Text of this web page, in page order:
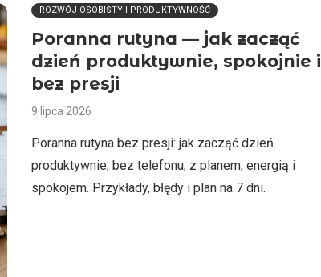
ROZWÓJ OSOBISTY I PRODUKTYWNOŚĆ
Poranna rutyna — jak zacząć
dzień produktywnie, spokojnie i
bez presji
9 lipca 2026
Poranna rutyna bez presji: jak zacząć dzień
produktywnie, bez telefonu, z planem, energią i
spokojem. Przykłady, błędy i plan na 7 dni.